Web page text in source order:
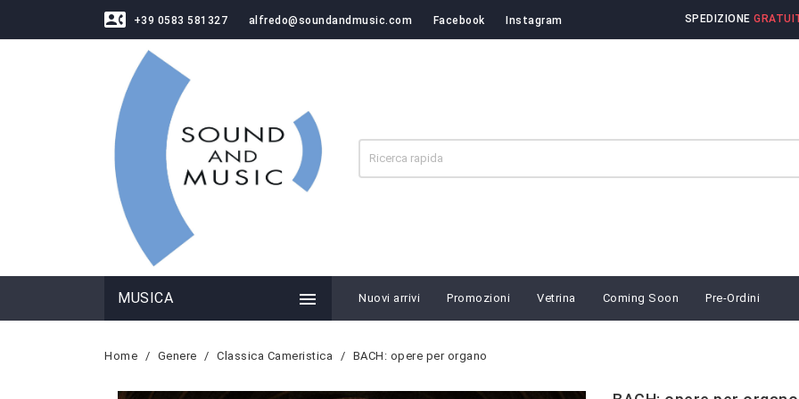
contact_phone +39 0583 581327 alfredo@soundandmusic.com Facebook Instagram SPEDIZIONE
MUSICA  Nuovi arrivi Promozioni Vetrina Coming Soon Pre-Ordini
Home Genere Classica Cameristica BACH: opere per organo